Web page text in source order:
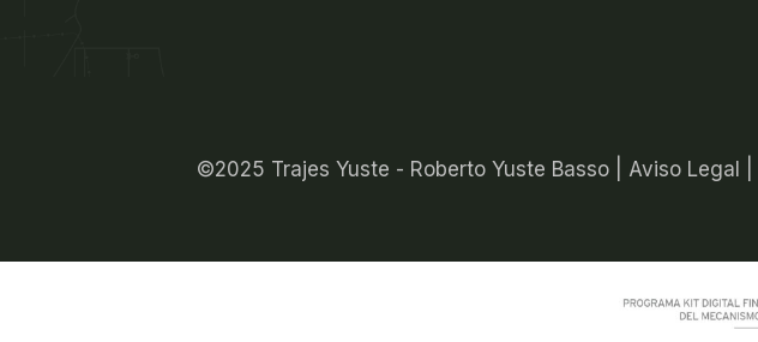
©2025 Trajes Yuste - Roberto Yuste Basso | Aviso Legal